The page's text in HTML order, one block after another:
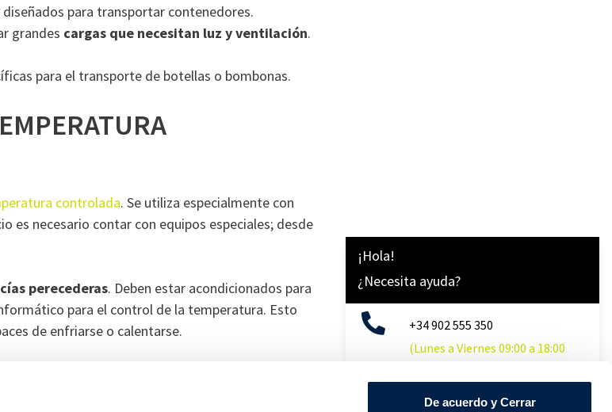
De acuerdo y Cerrar
para transportar contenedores.
grandes cargas que necesitan luz y ventilación.
para el transporte de botellas o bombonas.
controlada. Se utiliza especialmente con
es necesario contar con equipos especiales; desde
perecederas. Deben estar acondicionados para
para el control de la temperatura. Esto
de enfriarse o calentarse.
estado de las mercancías en su destino.
¡Hola!
¿Necesita ayuda?
+34 902 555 350
(Lunes a Viernes 09:00 a 18:00
Formulario contacto